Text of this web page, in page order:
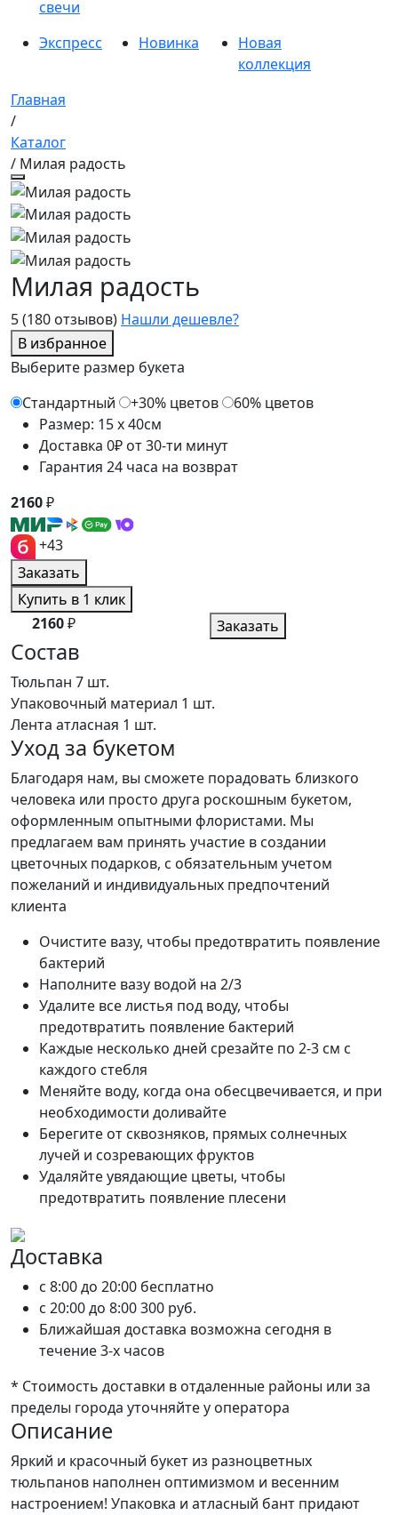
свечи
Экспресс
Новинка
Новая
коллекция
Главная
/
Каталог
/ Милая радость
5(180 отзывов) Нашли дешевле?
В избранное
Милая радость
Выберите размер букета
Стандартный
+30% цветов
60% цветов
Размер: 15 x 40см
Доставка 0₽ от 30-ти минут
Гарантия 24 часа на возврат
2160₽
+43
Заказать
Купить в 1 клик
2160₽ Заказать
Состав
Тюльпан 7 шт.
Упаковочный материал 1 шт.
Лента атласная 1 шт.
Уход за букетом
Благодаря нам, вы сможете порадовать близкого
человека или просто друга роскошным букетом,
оформленным опытными флористами. Мы
предлагаем вам принять участие в создании
цветочных подарков, с обязательным учетом
пожеланий и индивидуальных предпочтений
клиента
Очистите вазу, чтобы предотвратить появление
бактерий
Наполните вазу водой на 2/3
Удалите все листья под воду, чтобы
предотвратить появление бактерий
Каждые несколько дней срезайте по 2-3 см с
каждого стебля
Меняйте воду, когда она обесцвечивается, и при
необходимости доливайте
Берегите от сквозняков, прямых солнечных
лучей и созревающих фруктов
Удаляйте увядающие цветы, чтобы
предотвратить появление плесени
Доставка
c 8:00 до 20:00 бесплатно
c 20:00 до 8:00300 руб.
Ближайшая доставка возможна сегодня в
течение 3-х часов
* Стоимость доставки в отдаленные районы или за
пределы города уточняйте у оператора
Описание
Яркий и красочный букет из разноцветных
тюльпанов наполнен оптимизмом и весенним
настроением! Упаковка и атласный бант придают